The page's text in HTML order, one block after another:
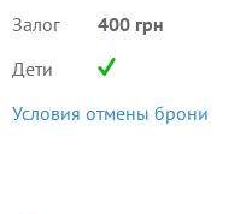
Залог
400 грн
Дети
Условия отмены брони